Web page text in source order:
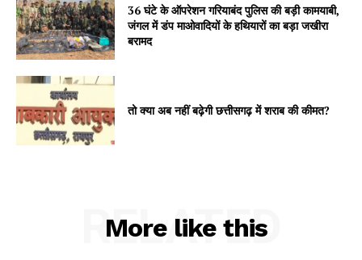
36 घंटे के ऑपरेशन गरियाबंद पुलिस की बड़ी कामयाबी,
जंगल में डंप माओवादियों के हथियारों का बड़ा जखीरा
बरामद
तो क्या अब नहीं बढ़ेगी छत्तीसगढ़ में शराब की कीमत?
More like this
RELATED